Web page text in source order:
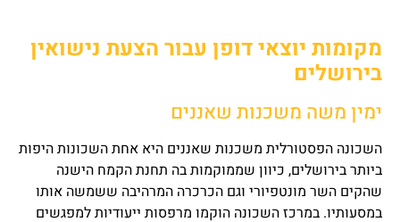
מקומות יוצאי דופן עבור הצעת נישואין
בירושלים
ימין משה משכנות שאננים
השכונה הפסטורלית משכנות שאננים היא אחת השכונות היפות
ביותר בירושלים, כיוון שממוקמות בה תחנת הקמח הישנה
שהקים השר מונטפיורי וגם הכרכרה המרהיבה ששמשה אותו
במסעותיו. במרכז השכונה הוקמו מרפסות ייעודיות למפגשים